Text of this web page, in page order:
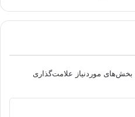
بخش‌های موردنیاز علامت‌گذاری